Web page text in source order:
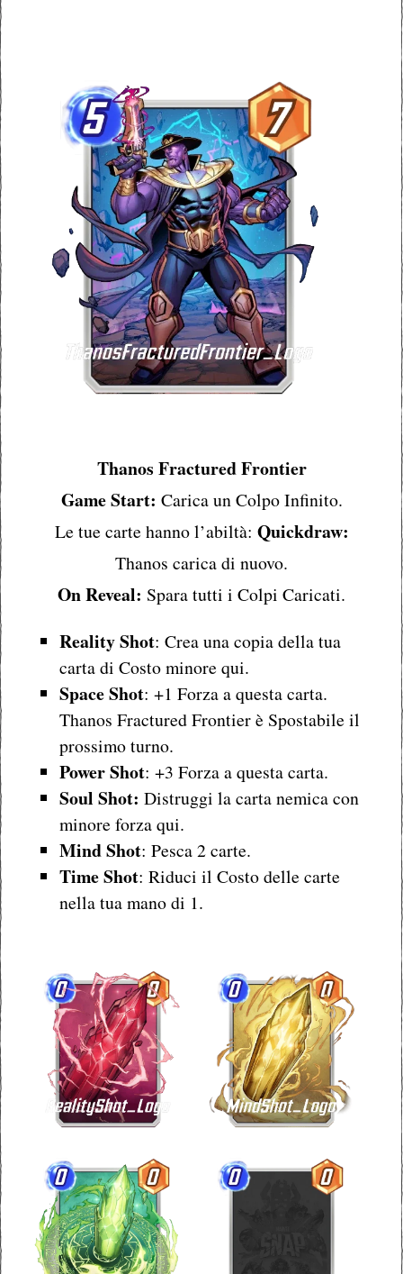
Thanos Fractured Frontier
Game Start: Carica un Colpo Infinito.
Le tue carte hanno l’abiltà: Quickdraw:
Thanos carica di nuovo.
On Reveal: Spara tutti i Colpi Caricati.
Reality Shot: Crea una copia della tua
carta di Costo minore qui.
Space Shot: +1 Forza a questa carta.
Thanos Fractured Frontier è Spostabile il
prossimo turno.
Power Shot: +3 Forza a questa carta.
Soul Shot: Distruggi la carta nemica con
minore forza qui.
Mind Shot: Pesca 2 carte.
Time Shot: Riduci il Costo delle carte
nella tua mano di 1.